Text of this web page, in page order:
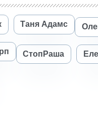
Таня Адамс
СтопРаша